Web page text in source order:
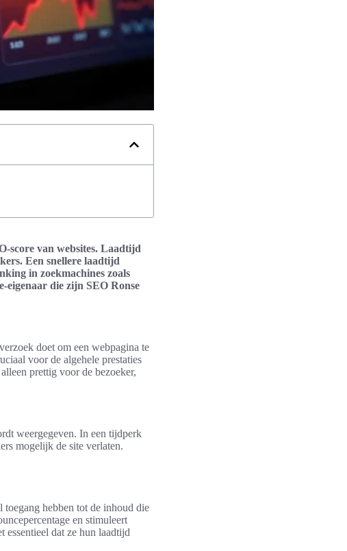
score van websites. Laadtijd
Een snellere laadtijd
in zoekmachines zoals
eigenaar die zijn SEO Ronse
doet om een webpagina te
voor de algehele prestaties
prettig voor de bezoeker,
weergegeven. In een tijdperk
mogelijk de site verlaten.
toegang hebben tot de inhoud die
en stimuleert
essentieel dat ze hun laadtijd